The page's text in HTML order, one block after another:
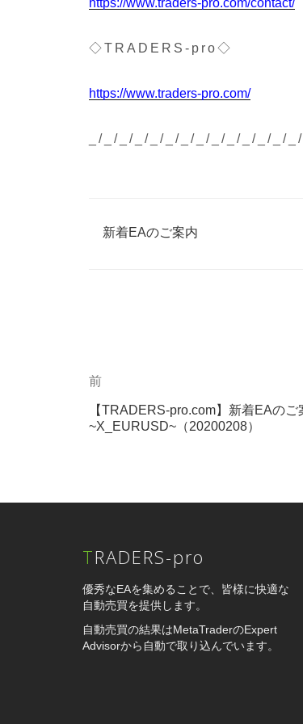
https://www.traders-pro.com/contact/
◇TRADERS-pro◇
https://www.traders-pro.com/
_/_/_/_/_/_/_/_/_/_/_/_/_/
カ
新着EAのご案内
投
稿
ゲ
シ
ョ
ン
過
の
投
前
【TRADERS-pro.com】新着EAのご
~X_EURUSD~（20200208）
TRADERS-pro
優秀なEAを集めることで、皆様に快適な
自動売買を提供します。
自動売買の結果はMetaTraderのExpert
Advisorから自動で取り込んでいます。